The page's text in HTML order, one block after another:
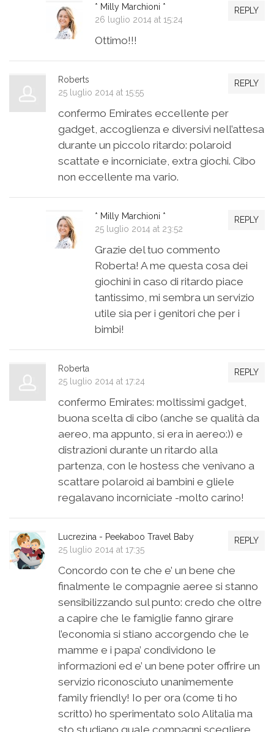
REPLY
* Milly Marchioni *
26 luglio 2014 at 15:24
Ottimo!!!
REPLY
Roberts
25 luglio 2014 at 15:55
confermo Emirates eccellente per
gadget, accoglienza e diversivi nell’attesa
durante un piccolo ritardo: polaroid
scattate e incorniciate, extra giochi. Cibo
non eccellente ma vario.
REPLY
* Milly Marchioni *
25 luglio 2014 at 23:52
Grazie del tuo commento
Roberta! A me questa cosa dei
giochini in caso di ritardo piace
tantissimo, mi sembra un servizio
utile sia per i genitori che per i
bimbi!
REPLY
Roberta
25 luglio 2014 at 17:24
confermo Emirates: moltissimi gadget,
buona scelta di cibo (anche se qualità da
aereo, ma appunto, si era in aereo:)) e
distrazioni durante un ritardo alla
partenza, con le hostess che venivano a
scattare polaroid ai bambini e gliele
regalavano incorniciate -molto carino!
REPLY
Lucrezina - Peekaboo Travel Baby
25 luglio 2014 at 17:35
Concordo con te che e’ un bene che
finalmente le compagnie aeree si stanno
sensibilizzando sul punto: credo che oltre
a capire che le famiglie fanno girare
l’economia si stiano accorgendo che le
mamme e i papa’ condividono le
informazioni ed e’ un bene poter offrire un
servizio riconosciuto unanimemente
family friendly! Io per ora (come ti ho
scritto) ho sperimentato solo Alitalia ma
sto studiano quale compagni scegliere